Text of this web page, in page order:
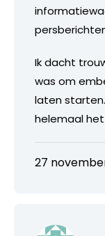
Ik dacht
was om
laten
helemaal
27